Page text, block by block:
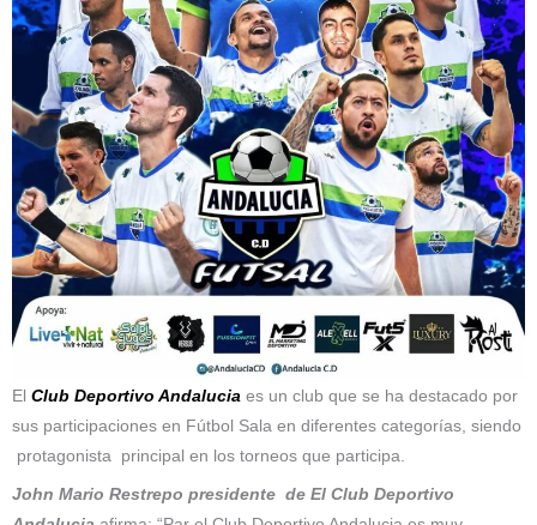
El Club Deportivo Andalucia es un club que se ha destacado por
sus participaciones en Fútbol Sala en diferentes categorías, siendo
protagonista principal en los torneos que participa.
John Mario Restrepo presidente de El Club Deportivo